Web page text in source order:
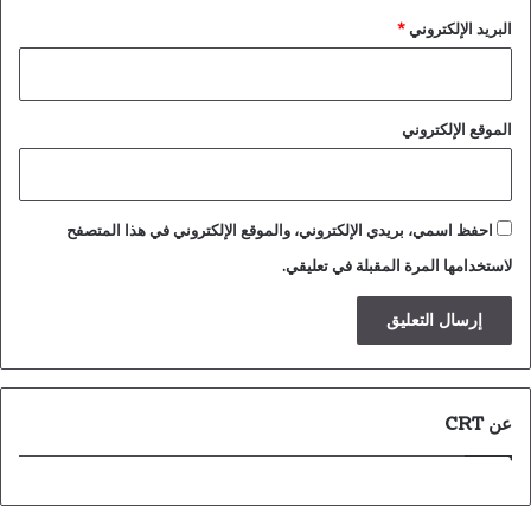
البريد الإلكتروني*
الموقع الإلكتروني
احفظ اسمي، بريدي الإلكتروني، والموقع الإلكتروني في هذا المتصفح
لاستخدامها المرة المقبلة في تعليقي.
عن CRT